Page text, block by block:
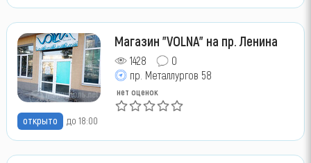
открыто до 18:00
Магазин "VOLNA" на пр. Ленина
1428
0
пр. Металлургов 58
нет оценок